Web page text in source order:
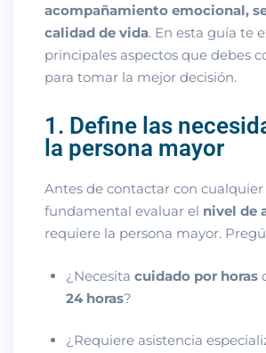
acompañamiento emocional,
calidad de vida. En esta guía te
principales aspectos que debes
para tomar la mejor decisión.
1. Define las
la persona mayor
Antes de contactar con cualquier
fundamental evaluar el nivel de
requiere la persona mayor.
¿Necesita cuidado por horas
24 horas?
¿Requiere asistencia